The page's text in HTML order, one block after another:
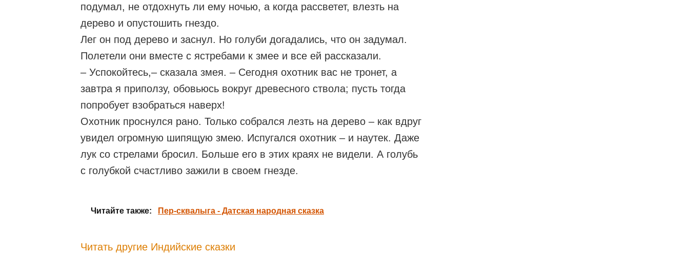
подумал, не отдохнуть ли ему ночью, а когда рассветет, влезть на
дерево и опустошить гнездо.
Лег он под дерево и заснул. Но голуби догадались, что он задумал.
Полетели они вместе с ястребами к змее и все ей рассказали.
– Успокойтесь,– сказала змея. – Сегодня охотник вас не тронет, а
завтра я приползу, обовьюсь вокруг древесного ствола; пусть тогда
попробует взобраться наверх!
Охотник проснулся рано. Только собрался лезть на дерево – как вдруг
увидел огромную шипящую змею. Испугался охотник – и наутек. Даже
лук со стрелами бросил. Больше его в этих краях не видели. А голубь
с голубкой счастливо зажили в своем гнезде.
Читайте также: Пер-сквалыга - Датская народная сказка
Читать другие Индийские сказки